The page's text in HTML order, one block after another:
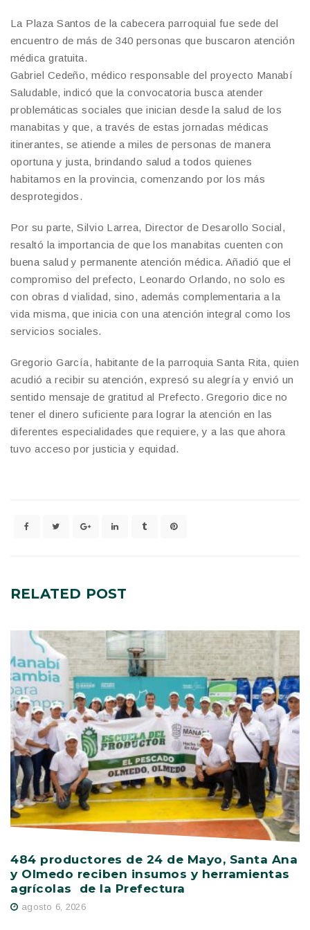
La Plaza Santos de la cabecera parroquial fue sede del
encuentro de más de 340 personas que buscaron atención
médica gratuita.
Gabriel Cedeño, médico responsable del proyecto Manabí
Saludable, indicó que la convocatoria busca atender
problemáticas sociales que inician desde la salud de los
manabitas y que, a través de estas jornadas médicas
itinerantes, se atiende a miles de personas de manera
oportuna y justa, brindando salud a todos quienes
habitamos en la provincia, comenzando por los más
desprotegidos.
Por su parte, Silvio Larrea, Director de Desarollo Social,
resaltó la importancia de que los manabitas cuenten con
buena salud y permanente atención médica. Añadió que el
compromiso del prefecto, Leonardo Orlando, no solo es
con obras d vialidad, sino, además complementaria a la
vida misma, que inicia con una atención integral como los
servicios sociales.
Gregorio García, habitante de la parroquia Santa Rita, quien
acudió a recibir su atención, expresó su alegría y envió un
sentido mensaje de gratitud al Prefecto. Gregorio dice no
tener el dinero suficiente para lograr la atención en las
diferentes especialidades que requiere, y a las que ahora
tuvo acceso por justicia y equidad.
RELATED POST
484 productores de 24 de Mayo, Santa Ana
y Olmedo reciben insumos y herramientas
agrícolas de la Prefectura
agosto 6, 2026